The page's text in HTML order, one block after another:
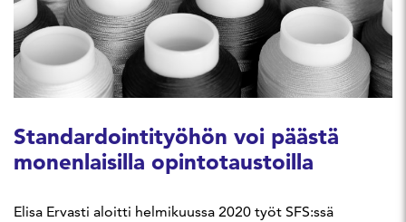
Standardointityöhön voi päästä
monenlaisilla opintotaustoilla
Elisa Ervasti aloitti helmikuussa 2020 työt SFS:ssä